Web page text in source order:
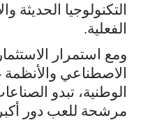
التكنولوجيا الحديثة
الفعلية.
ومع استمرار
الاصطناعي
الوطنية، تبدو
مرشحة للعب دور